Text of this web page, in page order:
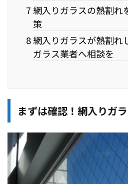
7 網入りガラスの熱割れ
策
8 網入りガラスが熱割れ
ガラス業者へ相談を
まずは確認！網入りガ